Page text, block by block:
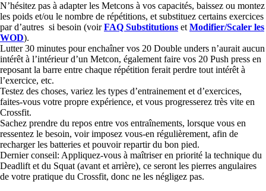
N’hésitez pas à adapter les Metcons à vos capacités, baissez ou montez
les poids et/ou le nombre de répétitions, et substituez certains exercices
par d’autres si besoin (voirFAQ Substitutions etModifier/Scaler les
WOD).
Lutter 30 minutes pour enchaîner vos 20 Double unders n’aurait aucun
intérêt à l’intérieur d’un Metcon, également faire vos 20 Push press en
reposant la barre entre chaque répétition ferait perdre tout intérêt à
l’exercice, etc.
Testez des choses, variez les types d’entrainement et d’exercices,
faites-vous votre propre expérience, et vous progresserez très vite en
Crossfit.
Sachez prendre du repos entre vos entraînements, lorsque vous en
ressentez le besoin, voir imposez vous-en régulièrement, afin de
recharger les batteries et pouvoir repartir du bon pied.
Dernier conseil: Appliquez-vous à maîtriser en priorité la technique du
Deadlift et du Squat (avant et arrière), ce seront les pierres angulaires
de votre pratique du Crossfit, donc ne les négligez pas.